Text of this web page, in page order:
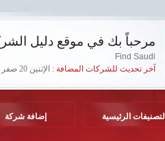
مرحباً بك في موقع دليل
Find Saudi
آخر تحديث للشركات المضافة : الإثنين 20 صفر 1448 هـ | 3 أغسطس 2026 م
التصنيفات الرئيسية إضافة شركة